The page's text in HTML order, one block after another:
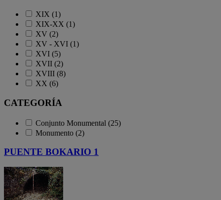
XIX (1)
XIX-XX (1)
XV (2)
XV - XVI (1)
XVI (5)
XVII (2)
XVIII (8)
XX (6)
CATEGORÍA
Conjunto Monumental (25)
Monumento (2)
PUENTE BOKARIO 1